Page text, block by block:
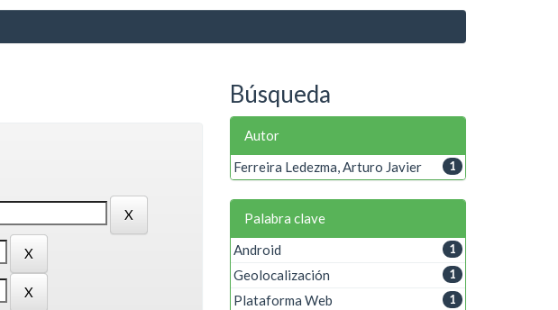
Búsqueda
Autor
1
Ferreira Ledezma, Arturo Javier
Palabra clave
1
Android
1
Geolocalización
1
Plataforma Web